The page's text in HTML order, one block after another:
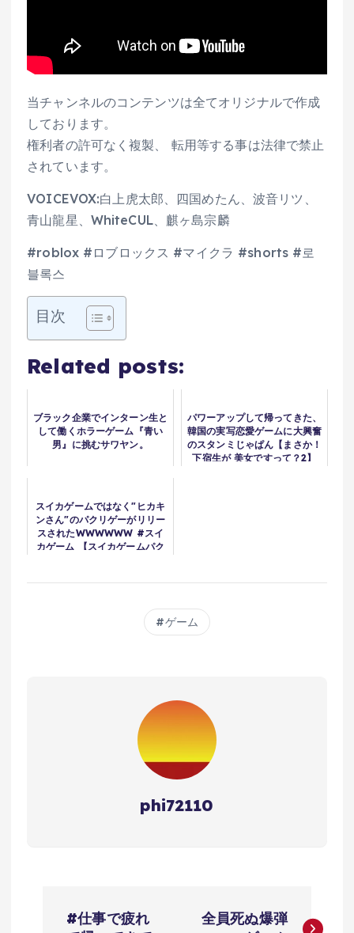
当チャンネルのコンテンツは全てオリジナルで作成
しております。
権利者の許可なく複製、 転用等する事は法律で禁止
されています。
VOICEVOX:白上虎太郎、四国めたん、波音リツ、
青山龍星、WhiteCUL、麒ヶ島宗麟
#roblox #ロブロックス #マイクラ #shorts #로
블록스
目次
Related posts:
ブラック企業でインターン生と
して働くホラーゲーム『青い
男』に挑むサワヤン。
パワーアップして帰ってきた、
韓国の実写恋愛ゲームに大興奮
のスタンミじゃぱん【まさか！
下宿生が 美女ですって？2】
スイカゲームではなく"ヒカキ
ンさん"のパクリゲーがリリー
スされたWWWWWW #スイ
カゲーム 【スイカゲームパク
ゲーム
phi72110
#仕事で疲れ
全員死ぬ爆弾